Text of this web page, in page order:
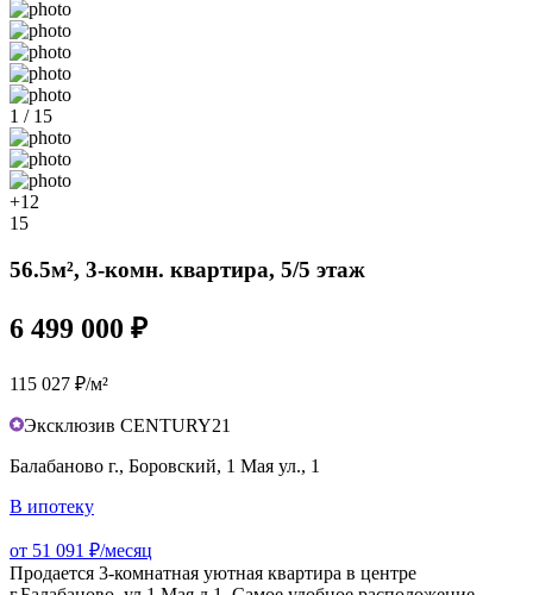
1 / 15
+12
15
56.5м², 3-комн. квартира, 5/5 этаж
6 499 000 ₽
115 027 ₽/м²
Эксклюзив CENTURY21
Балабаново г., Боровский, 1 Мая ул., 1
В ипотеку
от 51 091 ₽/месяц
Продается 3-комнатная уютная квартира в центре